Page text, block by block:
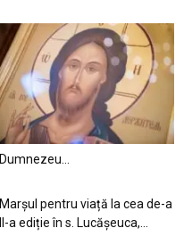
Dumnezeu…
Marșul pentru viață la cea de-a
II-a ediție în s. Lucășeuca,...